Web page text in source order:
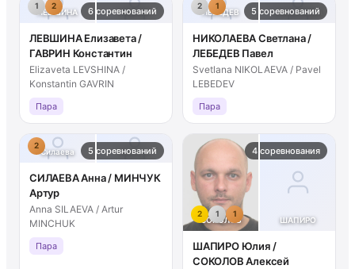
ЛЕВШИНА ГАВРИН
6 соревнований
1 2
ЛЕВШИНА Елизавета /
ГАВРИН Константин
Elizaveta LEVSHINA /
Konstantin GAVRIN
Пара
ЛЕБЕДЕВ НИКОЛАЕВА
5 соревнований
2 1
НИКОЛАЕВА Светлана /
ЛЕБЕДЕВ Павел
Svetlana NIKOLAEVA / Pavel
LEBEDEV
Пара
Силаева Минчук
5 соревнований
2
СИЛАЕВА Анна / МИНЧУК
Артур
Anna SILAEVA / Artur
MINCHUK
Пара
СОКОЛОВ ШАПИРО
4 соревнования
2 1 1
ШАПИРО Юлия /
СОКОЛОВ Алексей